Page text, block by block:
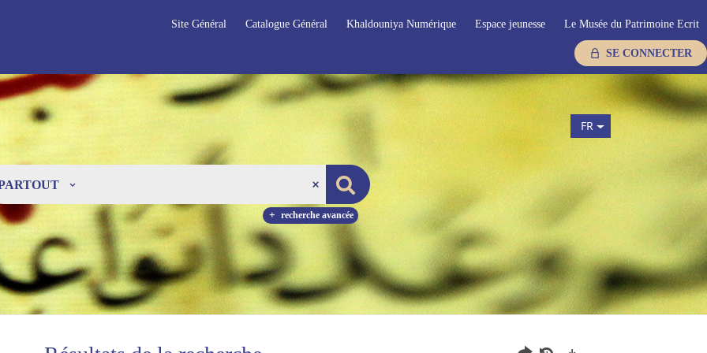
Site Général Catalogue Général Khaldouniya Numérique Espace jeunesse Le Musée du Patrimoine Ecrit
SE CONNECTER
recherche avancée
FR